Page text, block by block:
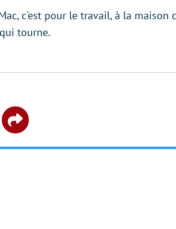
c'est pour le travail, à la maison
tourne.
Share